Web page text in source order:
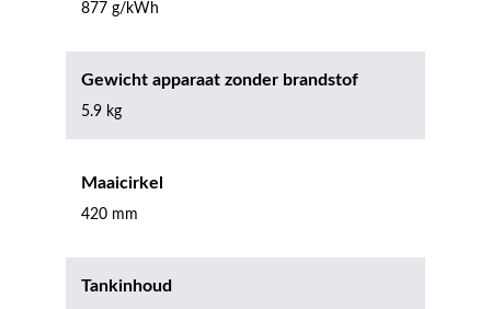
877 g/kWh
Gewicht apparaat zonder brandstof
5.9 kg
Maaicirkel
420 mm
Tankinhoud